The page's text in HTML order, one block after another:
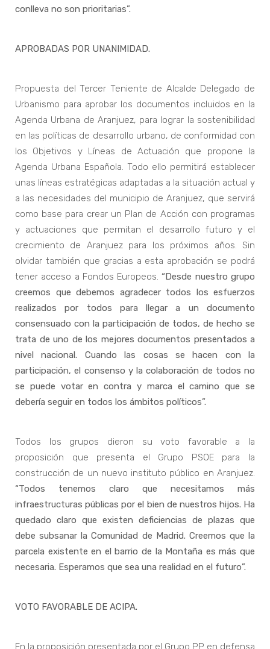
conlleva no son prioritarias”.
APROBADAS POR UNANIMIDAD.
Propuesta del Tercer Teniente de Alcalde Delegado de
Urbanismo para aprobar los documentos incluidos en la
Agenda Urbana de Aranjuez, para lograr la sostenibilidad
en las políticas de desarrollo urbano, de conformidad con
los Objetivos y Líneas de Actuación que propone la
Agenda Urbana Española. Todo ello permitirá establecer
unas líneas estratégicas adaptadas a la situación actual y
a las necesidades del municipio de Aranjuez, que servirá
como base para crear un Plan de Acción con programas
y actuaciones que permitan el desarrollo futuro y el
crecimiento de Aranjuez para los próximos años. Sin
olvidar también que gracias a esta aprobación se podrá
tener acceso a Fondos Europeos. “Desde nuestro grupo
creemos que debemos agradecer todos los esfuerzos
realizados por todos para llegar a un documento
consensuado con la participación de todos, de hecho se
trata de uno de los mejores documentos presentados a
nivel nacional. Cuando las cosas se hacen con la
participación, el consenso y la colaboración de todos no
se puede votar en contra y marca el camino que se
debería seguir en todos los ámbitos políticos”.
Todos los grupos dieron su voto favorable a la
proposición que presenta el Grupo PSOE para la
construcción de un nuevo instituto público en Aranjuez.
“Todos tenemos claro que necesitamos más
infraestructuras públicas por el bien de nuestros hijos. Ha
quedado claro que existen deficiencias de plazas que
debe subsanar la Comunidad de Madrid. Creemos que la
parcela existente en el barrio de la Montaña es más que
necesaria. Esperamos que sea una realidad en el futuro”.
VOTO FAVORABLE DE ACIPA.
En la proposición presentada por el Grupo PP en defensa